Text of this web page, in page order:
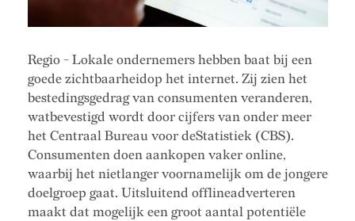
Regio - Lokale ondernemers hebben baat bij een
goede zichtbaarheidop het internet. Zij zien het
bestedingsgedrag van consumenten veranderen,
watbevestigd wordt door cijfers van onder meer
het Centraal Bureau voor deStatistiek (CBS).
Consumenten doen aankopen vaker online,
waarbij het nietlanger voornamelijk om de jongere
doelgroep gaat. Uitsluitend offlineadverteren
maakt dat mogelijk een groot aantal potentiële